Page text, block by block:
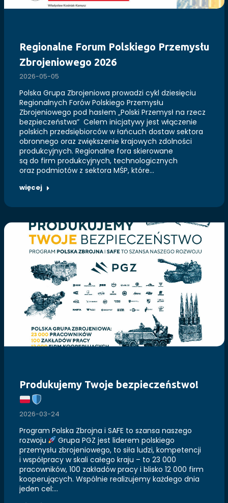
Regionalne Forum Polskiego Przemysłu
Zbrojeniowego 2026
2026-05-05
Polska Grupa Zbrojeniowa prowadzi cykl dziesięciu
Regionalnych Forów Polskiego Przemysłu
Zbrojeniowego pod hasłem „Polski Przemysł na rzecz
bezpieczeństwa” Celem inicjatywy jest włączenie
polskich przedsiębiorców w łańcuch dostaw sektora
obronnego oraz zwiększenie krajowych zdolności
produkcyjnych. Regionalne fora skierowane
są do firm produkcyjnych, technologicznych
oraz podmiotów z sektora MŚP, które…
więcej
Produkujemy Twoje bezpieczeństwo!
2026-03-24
Program Polska Zbrojna i SAFE to szansa naszego
rozwoju
Grupa PGZ jest liderem polskiego
przemysłu zbrojeniowego, to siła ludzi, kompetencji
i współpracy w skali całego kraju – to 23 000
pracowników, 100 zakładów pracy i blisko 12 000 firm
kooperujących. Wspólnie realizujemy każdego dnia
jeden cel:…